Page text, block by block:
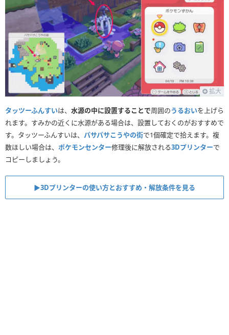
拡大
タッツーふんすいは、 水源の中に設置することで周囲のうるおいを上げら
れます。すみかの近くに水源がある場合は、設置しておくのがおすすめで
す。タッツーふんすいは、 パサパサこうやの街で1個確定で拾えます。複
数ほしい場合は、 ポケモンセンター修理後に解放される3Dプリンターで
コピーしましょう。
▶︎3Dプリンターの使い方とおすすめ・解放条件を見る